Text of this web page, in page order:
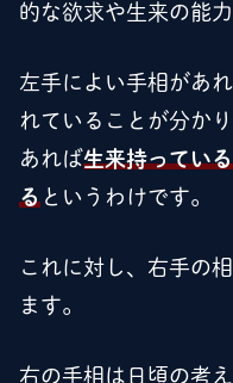
的な欲求や生来の能
左手によい手相があ
れていることが分か
あれば生来持ってい
る というわけです。
これに対し、右手の
ます。
右の手相は日頃の考